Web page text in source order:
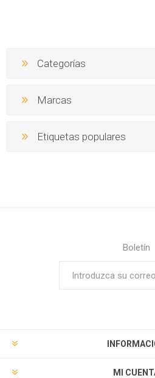
Categorías
Marcas
Etiquetas populares
Boletín
MI